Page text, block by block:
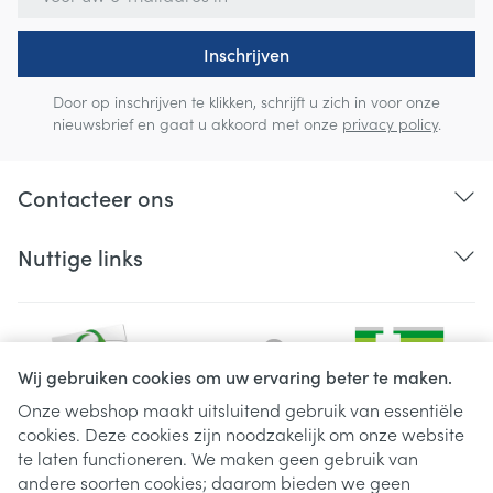
Wij gebruiken cookies om uw ervaring beter te maken.
Onze webshop maakt uitsluitend gebruik van essentiële
cookies. Deze cookies zijn noodzakelijk om onze website
te laten functioneren. We maken geen gebruik van
andere soorten cookies; daarom bieden we geen
Inschrijven
Door op inschrijven te klikken, schrijft u zich in voor onze
nieuwsbrief en gaat u akkoord met onze privacy policy.
Contacteer ons
Nuttige links
Juridische links